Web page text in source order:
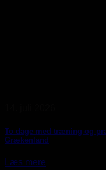
To dage med træning og
Grækenland
Læs mere